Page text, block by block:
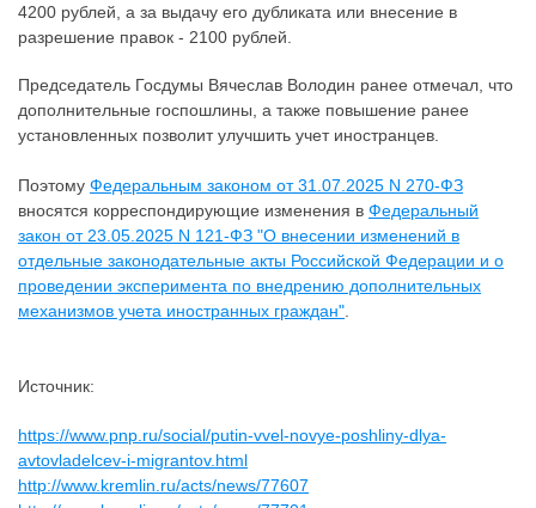
4200 рублей, а за выдачу его дубликата или внесение в
разрешение правок - 2100 рублей.
Председатель Госдумы Вячеслав Володин ранее отмечал, что
дополнительные госпошлины, а также повышение ранее
установленных позволит улучшить учет иностранцев.
Поэтому Федеральным законом от 31.07.2025 N 270-ФЗ
вносятся корреспондирующие изменения в Федеральный
закон от 23.05.2025 N 121-ФЗ "О внесении изменений в
отдельные законодательные акты Российской Федерации и о
проведении эксперимента по внедрению дополнительных
механизмов учета иностранных граждан".
Источник:
https://www.pnp.ru/social/putin-vvel-novye-poshliny-dlya-
avtovladelcev-i-migrantov.html
http://www.kremlin.ru/acts/news/77607